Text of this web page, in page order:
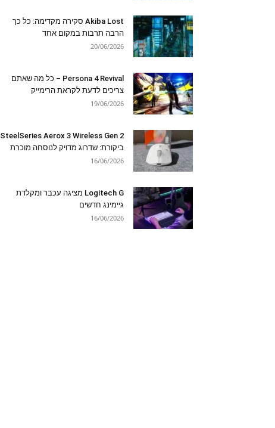
Akiba Lost סקירה מקדימה: כל כך
הרבה תרבות במקום אחד
20/06/2026
Persona 4 Revival – כל מה שאתם
צריכים לדעת לקראת הרימייק
19/06/2026
SteelSeries Aerox 3 Wireless Gen 2
ביקורת: שדרוג מדויק לנוסחה מוכרת
16/06/2026
Logitech G מציגה עכבר ומקלדת
גיימינג חדשים
16/06/2026